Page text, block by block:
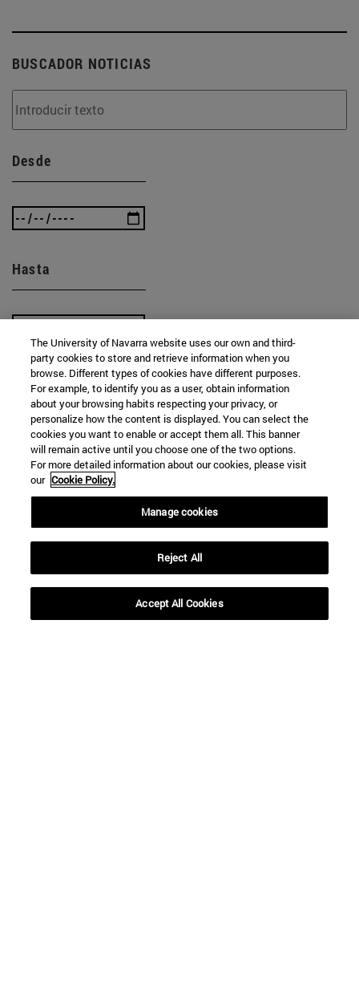
BUSCADOR NOTICIAS
Desde
Hasta
BUSCAR
The University of Navarra website uses our own and third-
party cookies to store and retrieve information when you
browse. Different types of cookies have different purposes.
For example, to identify you as a user, obtain information
about your browsing habits respecting your privacy, or
personalize how the content is displayed. You can select the
cookies you want to enable or accept them all. This banner
will remain active until you choose one of the two options.
For more detailed information about our cookies, please visit
our Cookie Policy.
Manage cookies
Reject All
Accept All Cookies